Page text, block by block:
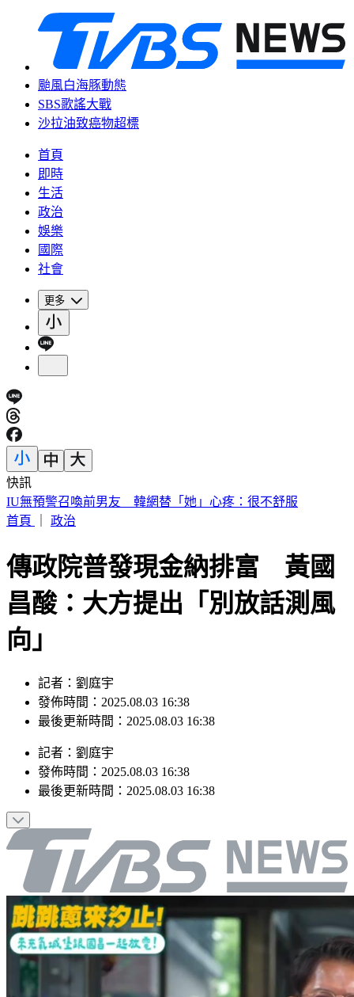
颱風白海豚動態
SBS歌謠大戰
沙拉油致癌物超標
首頁
即時
生活
政治
娛樂
國際
社會
更多
快訊
中國出入境新規將上路 陸委會曝「這類人」最危險
首頁
政治
傳政院普發現金納排富 黃國
昌酸：大方提出「別放話測風
向」
記者：劉庭宇
發佈時間：2025.08.03 16:38
最後更新時間：2025.08.03 16:38
記者 ： 劉庭宇
發佈時間： 2025.08.03 16:38
最後更新時間： 2025.08.03 16:38